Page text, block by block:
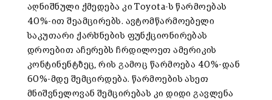
აღნიშნული ქმედება კი Toyota-ს წარმოებას
40%-ით შეამცირებს. ავტომწარმოებელი
საკუთარი ქარხნების ფუნქციონირებას
დროებით აჩერებს ჩრდილოეთ ამერიკის
კონტინენტზეც, რის გამოც წარმოება 40%-დან
60%-მდე შემცირდება. წარმოების ასეთ
მნიშვნელოვან შემცირებას კი დიდი გავლენა